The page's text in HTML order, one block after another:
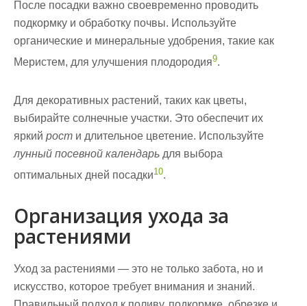
После посадки важно своевременно проводить
подкормку и обработку почвы. Используйте
органические и минеральные удобрения, такие как
Меристем, для улучшения плодородия9.
Для декоративных растений, таких как цветы,
выбирайте солнечные участки. Это обеспечит их
яркий рост и длительное цветение. Используйте
лунный посевной календарь для выбора
оптимальных дней посадки10.
Организация ухода за
растениями
Уход за растениями — это не только забота, но и
искусство, которое требует внимания и знаний.